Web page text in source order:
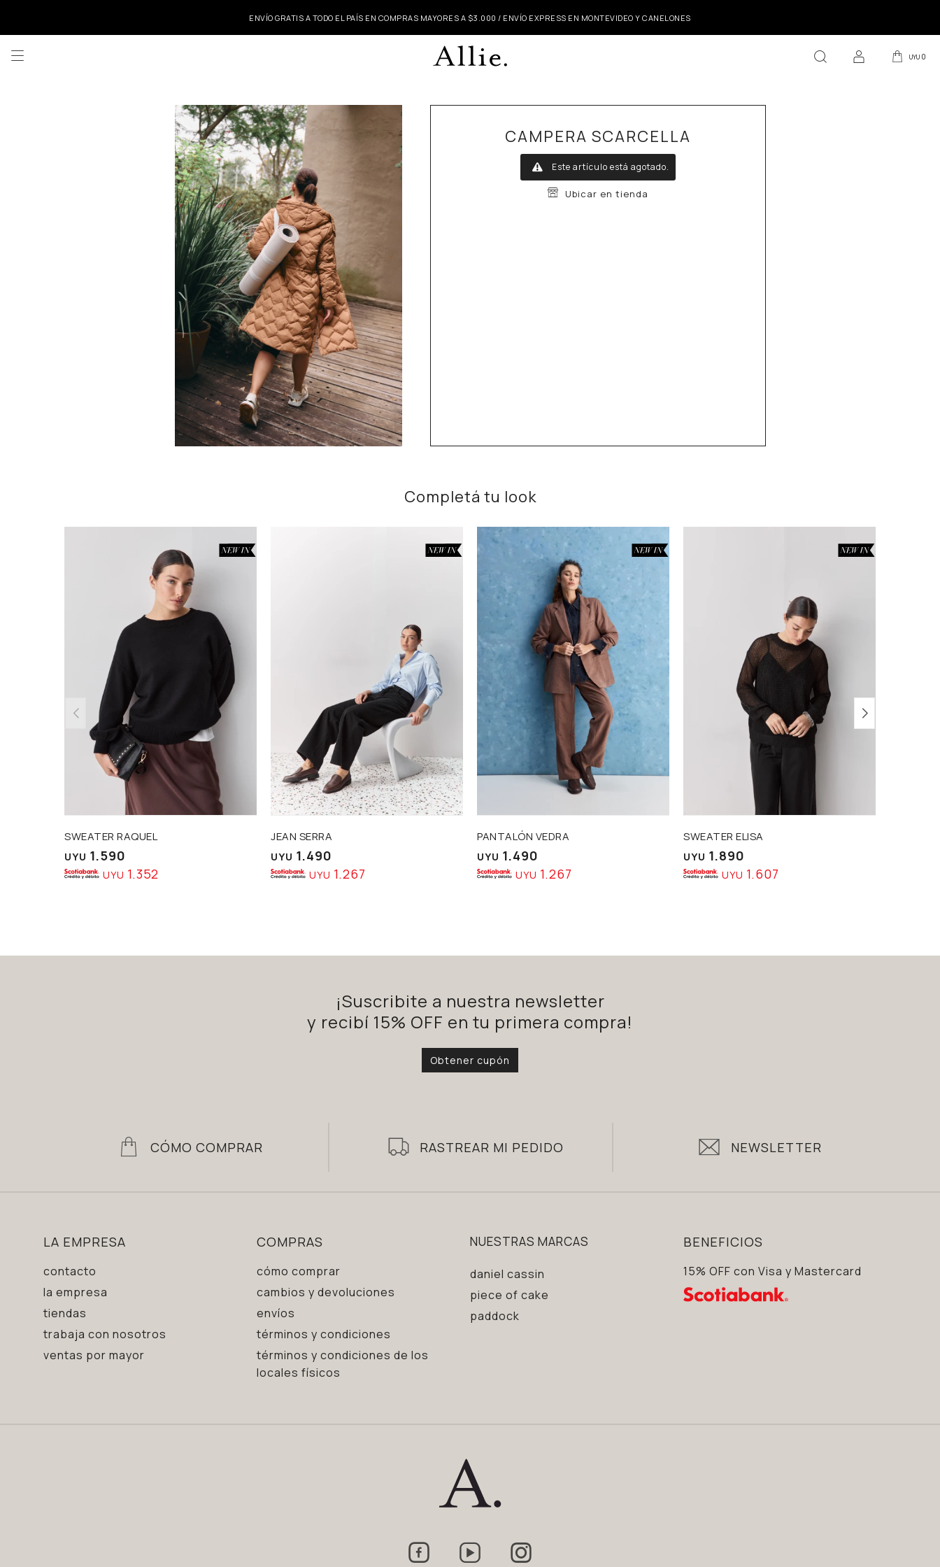
ENVÍO GRATIS A TODO EL PAÍS EN COMPRAS MAYORES A $3.000 / ENVÍO EXPRESS EN MONTEVIDEO Y CANELONES
UYU 0

CAMPERA SCARCELLA
Este artículo está agotado.
Ubicar en tienda
Completá tu look
SWEATER RAQUEL
UYU 1.590
UYU 1.352
JEAN SERRA
UYU 1.490
UYU 1.267
PANTALÓN VEDRA
UYU 1.490
UYU 1.267
SWEATER ELISA
UYU 1.890
UYU 1.607
¡Suscribite a nuestra newsletter
y recibí 15% OFF en tu primera compra!
Obtener cupón
CÓMO COMPRAR RASTREAR MI PEDIDO NEWSLETTER
LA EMPRESA
contacto
la empresa
tiendas
trabaja con nosotros
ventas por mayor
COMPRAS
cómo comprar
cambios y devoluciones
envíos
términos y condiciones
términos y condiciones de los
locales físicos
NUESTRAS MARCAS
daniel cassin
piece of cake
paddock
BENEFICIOS
15% OFF con Visa y Mastercard
  